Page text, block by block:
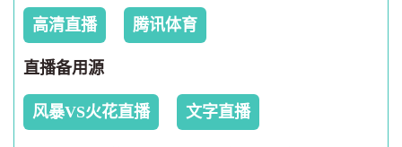
高清直播 腾讯体育
直播备用源
风暴VS火花直播 文字直播